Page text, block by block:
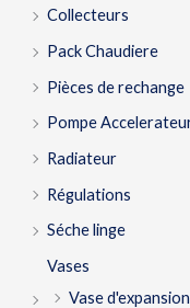
Collecteurs
Pack Chaudiere
Pièces de rechange
Pompe
Radiateur
Régulations
Séche linge
Vases
Vase d'expansion